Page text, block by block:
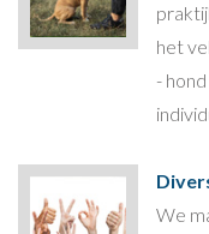
het
-
We